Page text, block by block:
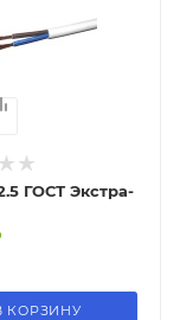
ГОСТ Экстра-
КОРЗИНУ